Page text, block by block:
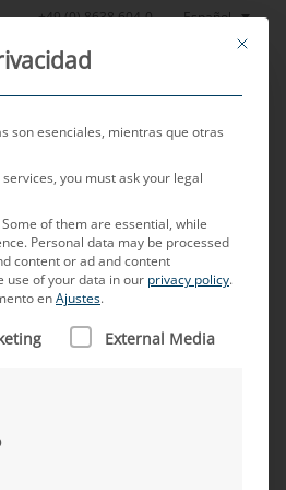
+49 (0) 8638 604-0 Español
Empleo Contacto
del
Pekín
This
son esenciales, mientras que otras
you must ask your legal
of them are essential, while
Personal data may be processed
content or ad and content
use of your data in our privacy policy.
enAjustes.
GRUPOS DE SERVICIOS
External Media